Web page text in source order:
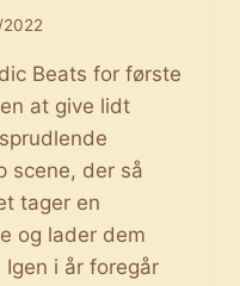
Beats for første
at give lidt
scene, der så
tager en
og lader dem
i år foregår